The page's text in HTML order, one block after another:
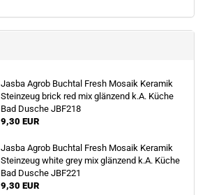
Jasba Agrob Buchtal Fresh Mosaik Keramik
Steinzeug brick red mix glänzend k.A. Küche
Bad Dusche JBF218
9,30 EUR
Jasba Agrob Buchtal Fresh Mosaik Keramik
Steinzeug white grey mix glänzend k.A. Küche
Bad Dusche JBF221
9,30 EUR